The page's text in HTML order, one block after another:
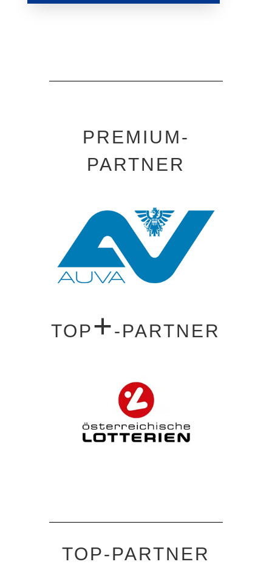
PREMIUM-
PARTNER
TOP+-PARTNER
TOP-PARTNER